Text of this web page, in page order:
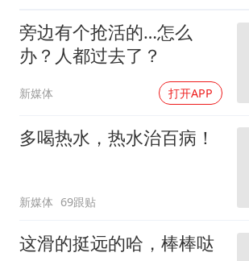
旁边有个抢活的…怎么
办？人都过去了？
新媒体 打开APP
多喝热水，热水治百病！
新媒体 69跟贴
这滑的挺远的哈，棒棒哒